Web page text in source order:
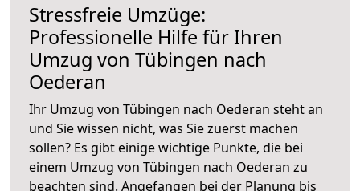
Stressfreie Umzüge:
Professionelle Hilfe für Ihren
Umzug von Tübingen nach
Oederan
Ihr Umzug von Tübingen nach Oederan steht an
und Sie wissen nicht, was Sie zuerst machen
sollen? Es gibt einige wichtige Punkte, die bei
einem Umzug von Tübingen nach Oederan zu
beachten sind. Angefangen bei der Planung bis